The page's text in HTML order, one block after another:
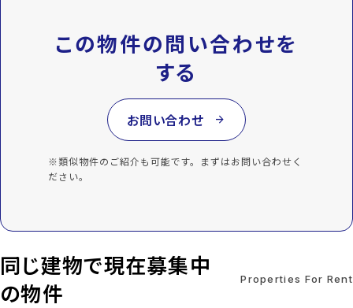
この物件の問い合わせを
する
お問い合わせ arrow_forward
※類似物件のご紹介も可能です。まずはお問い合わせく
ださい。
同じ建物で現在募集中
の物件
Properties For Rent